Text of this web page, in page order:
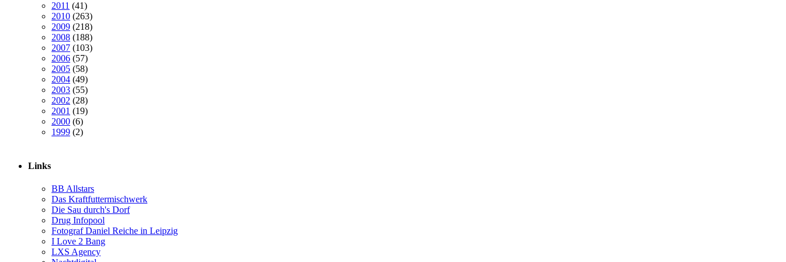
2011 (41)
2010 (263)
2009 (218)
2008 (188)
2007 (103)
2006 (57)
2005 (58)
2004 (49)
2003 (55)
2002 (28)
2001 (19)
2000 (6)
1999 (2)
Links
BB Allstars
Das Kraftfuttermischwerk
Die Sau durch's Dorf
Drug Infopool
Fotograf Daniel Reiche in Leipzig
I Love 2 Bang
LXS Agency